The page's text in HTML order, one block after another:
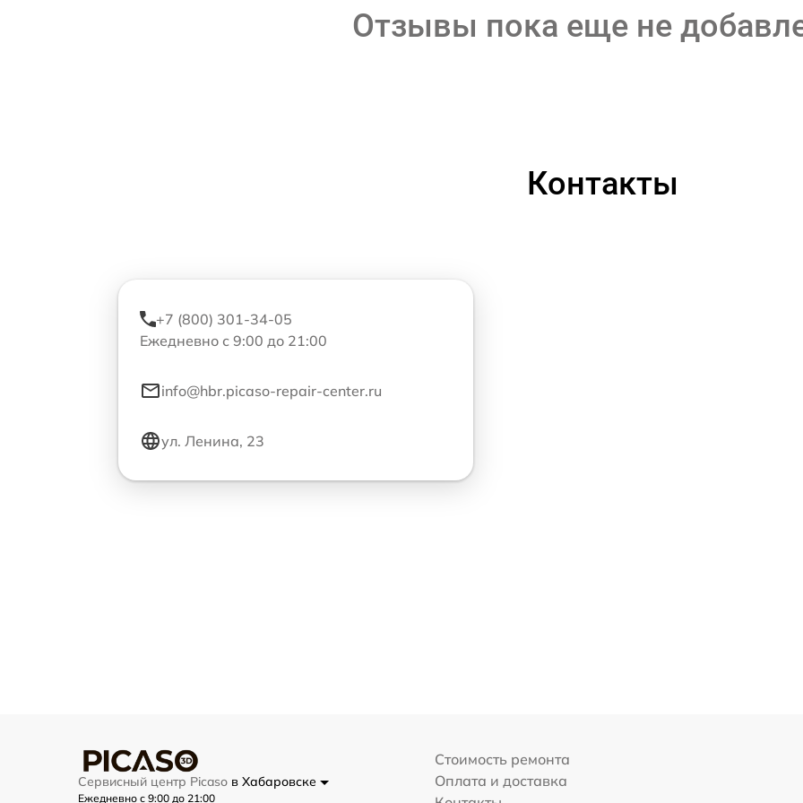
Отзывы пока еще не
Контакты
+7 (800) 301-34-05
Ежедневно с 9:00 до 21:00
info@hbr.picaso-repair-center.ru
ул. Ленина, 23
Сервисный центр Picaso в Хабаровске
Ежедневно с 9:00 до 21:00
Стоимость ремонта
Оплата и доставка